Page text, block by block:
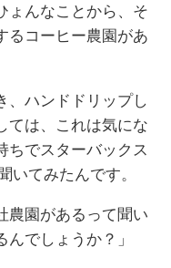
ょんなことから、そ
るコーヒー農園があ
、ハンドドリップし
ては、これは気にな
でスターバックス
いてみたんです。
農園があるって聞い
でしょうか？」